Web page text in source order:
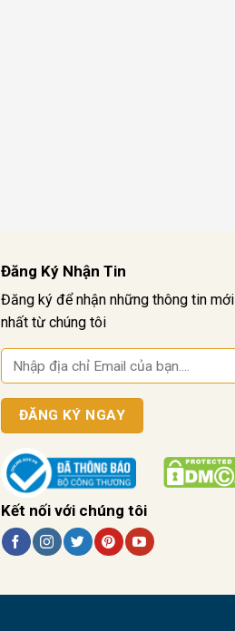
Đăng Ký Nhận Tin
Đăng ký để nhận những thông tin mới
nhất từ chúng tôi
Kết nối với chúng tôi